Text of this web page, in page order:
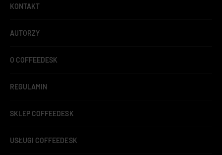
KONTAKT
AUTORZY
O COFFEEDESK
REGULAMIN
SKLEP COFFEEDESK
USŁUGI COFFEEDESK